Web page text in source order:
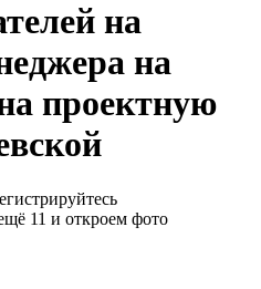
на
на
проектную
11 и откроем фото